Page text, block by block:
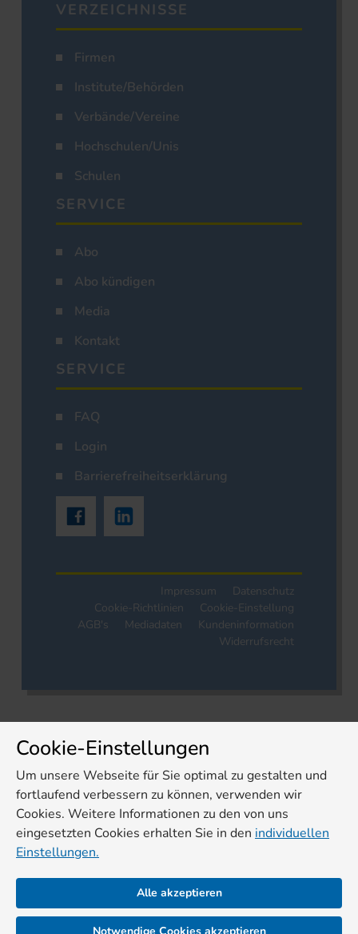
VERZEICHNISSE
Firmen
Institute/Behörden
Verbände/Vereine
Hochschulen/Unis
Schulen
SERVICE
Abo
Abo kündigen
Media
Kontakt
SERVICE
FAQ
Login
Barrierefreiheitserklärung
Impressum
Datenschutz
Cookie-Richtlinien
Cookie-Einstellung
AGB's
Mediadaten
Kundeninformation
Widerrufsrecht
Cookie-Einstellungen
Um unsere Webseite für Sie optimal zu gestalten und
fortlaufend verbessern zu können, verwenden wir
Cookies. Weitere Informationen zu den von uns
eingesetzten Cookies erhalten Sie in den individuellen
Einstellungen.
Alle akzeptieren